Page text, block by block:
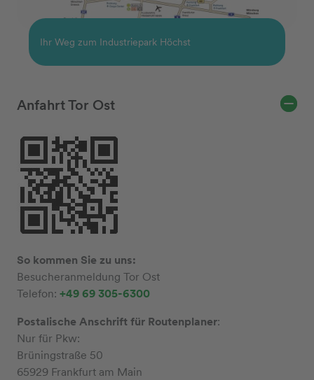
Ihr Weg zum Industriepark Höchst
Anfahrt Tor Ost
So kommen Sie zu uns:
Besucheranmeldung Tor Ost
Telefon: +49 69 305-6300
Postalische Anschrift für Routenplaner:
Nur für Pkw:
Brüningstraße 50
65929 Frankfurt am Main